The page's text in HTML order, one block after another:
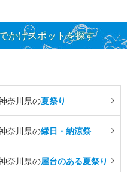
かけスポットを探す
奈川県の夏祭り
奈川県の縁日・納涼祭
奈川県の屋台のある夏祭り